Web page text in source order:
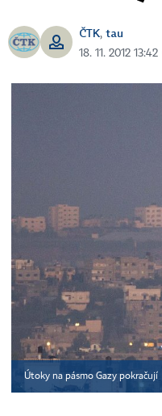
ČTK, tau
18. 11. 2012
Útoky na pásmo Gazy pokračují